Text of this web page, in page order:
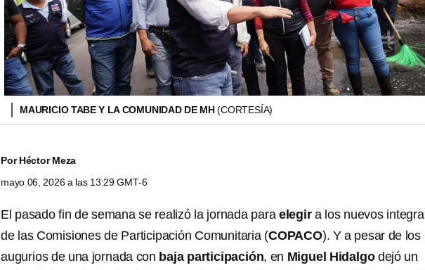
MAURICIO TABE Y LA COMUNIDAD DE MH(CORTESÍA)
PorHéctor Meza
mayo 06, 2026 a las 13:29 GMT-6
El pasado fin de semana se realizó la jornada para elegira los nuevos
de las Comisiones de Participación Comunitaria (COPACO). Y a pesar de los
augurios de una jornada con baja participación, en Miguel Hidalgodejó un